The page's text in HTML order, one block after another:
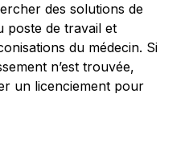
des solutions de
poste de travail et
du médecin. Si
n’est trouvée,
un licenciement pour